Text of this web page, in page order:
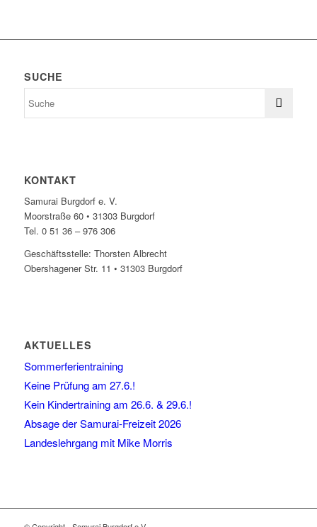
SUCHE
KONTAKT
Samurai Burgdorf e. V.
Moorstraße 60 • 31303 Burgdorf
Tel. 0 51 36 – 976 306
Geschäftsstelle: Thorsten Albrecht
Obershagener Str. 11 • 31303 Burgdorf
AKTUELLES
Sommerferientraining
Keine Prüfung am 27.6.!
Kein Kindertraining am 26.6. & 29.6.!
Absage der Samurai-Freizeit 2026
Landeslehrgang mit Mike Morris